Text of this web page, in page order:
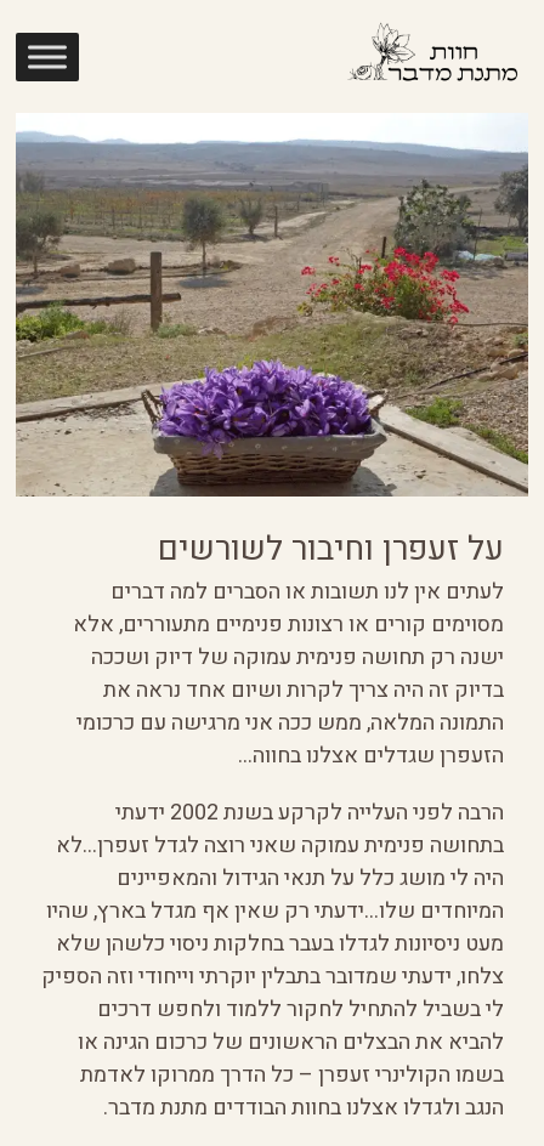
על זעפרן וחיבור לשורשים
לעתים אין לנו תשובות או הסברים למה דברים
מסוימים קורים או רצונות פנימיים מתעוררים, אלא
ישנה רק תחושה פנימית עמוקה של דיוק ושככה
בדיוק זה היה צריך לקרות ושיום אחד נראה את
התמונה המלאה, ממש ככה אני מרגישה עם כרכומי
הזעפרן שגדלים אצלנו בחווה…
הרבה לפני העלייה לקרקע בשנת 2002 ידעתי
בתחושה פנימית עמוקה שאני רוצה לגדל זעפרן…לא
היה לי מושג כלל על תנאי הגידול והמאפיינים
המיוחדים שלו…ידעתי רק שאין אף מגדל בארץ, שהיו
מעט ניסיונות לגדלו בעבר בחלקות ניסוי כלשהן שלא
צלחו, ידעתי שמדובר בתבלין יוקרתי וייחודי וזה הספיק
לי בשביל להתחיל לחקור ללמוד ולחפש דרכים
להביא את הבצלים הראשונים של כרכום הגינה או
בשמו הקולינרי זעפרן – כל הדרך ממרוקו לאדמת
הנגב ולגדלו אצלנו בחוות הבודדים מתנת מדבר.